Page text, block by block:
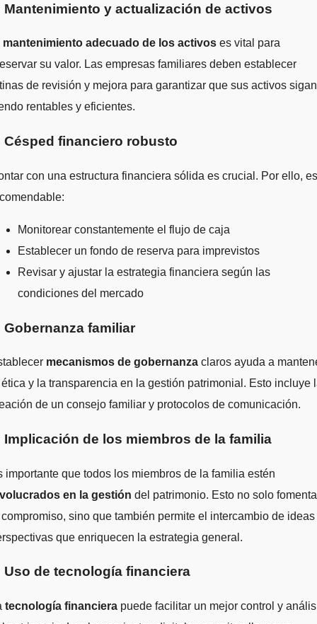
Mantenimiento y actualización de activos
mantenimiento adecuado de los activos es vital para
su valor. Las empresas familiares deben establecer
de revisión y mejora para garantizar que sus activos sigan
rentables y eficientes.
Césped financiero robusto
con una estructura financiera sólida es crucial. Por ello, es
Monitorear constantemente el flujo de caja
Establecer un fondo de reserva para imprevistos
Revisar y ajustar la estrategia financiera según las
condiciones del mercado
Gobernanza familiar
mecanismos de gobernanza claros ayuda a
y la transparencia en la gestión patrimonial. Esto incluye
de un consejo familiar y protocolos de comunicación.
Implicación de los miembros de la familia
importante que todos los miembros de la familia estén
en la gestión del patrimonio. Esto no solo fomenta
sino que también permite el intercambio de ideas
que enriquecen la estrategia general.
Uso de tecnología financiera
tecnología financiera puede facilitar un mejor control y